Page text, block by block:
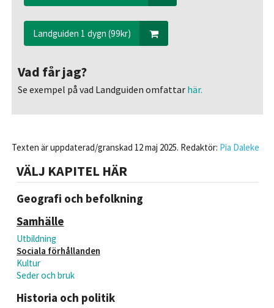
Landguiden 1 dygn (99kr)
Vad får jag?
Se exempel på vad Landguiden omfattarhär.
Texten är uppdaterad/granskad 12 maj 2025. Redaktör: Pia Daleke
VÄLJ KAPITEL HÄR
Geografi och befolkning
Samhälle
Utbildning
Sociala förhållanden
Kultur
Seder och bruk
Historia och politik